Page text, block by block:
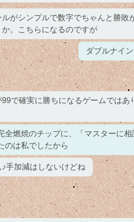
がシンプルで数字でちゃんと勝敗
。こちらになるのですが
ダブルナイ
で確実に勝ちになるゲームではあ
全燃焼のチップに、「マスターに相
のは私でしたから
手加減はしないけどね